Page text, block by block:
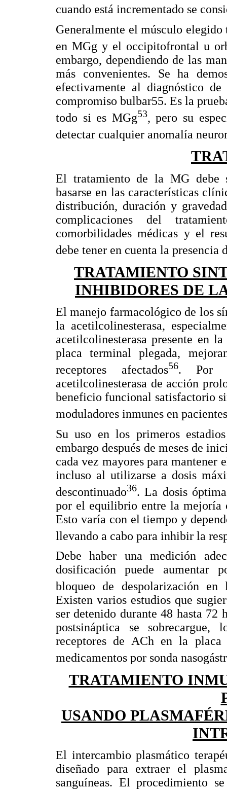
cuando está incrementado se
Generalmente el músculo
en MGg y el occipitofrontal u
embargo, dependiendo de las
más convenientes. Se ha
efectivamente al diagnóstico
compromiso bulbar55. Es la
todo si es MGg53, pero su
detectar cualquier anomalía
El tratamiento de la MG debe
basarse en las características
distribución, duración y
complicaciones del
comorbilidades médicas y el
debe tener en cuenta la presencia
TRATAMIENTO
INHIBIDORES DE
El manejo farmacológico de los
la acetilcolinesterasa,
acetilcolinesterasa presente en
placa terminal plegada,
receptores afectados56. Por
acetilcolinesterasa de acción
beneficio funcional satisfactorio
moduladores inmunes en
Su uso en los primeros
embargo después de meses de
cada vez mayores para
incluso al utilizarse a dosis
descontinuado36. La dosis
por el equilibrio entre la mejoría
Esto varía con el tiempo y
llevando a cabo para inhibir la
Debe haber una medición
dosificación puede aumentar
bloqueo de despolarización en
Existen varios estudios que
ser detenido durante 48 hasta
postsináptica se
receptores de ACh en la
medicamentos por sonda
TRATAMIENTO
USANDO
El intercambio plasmático
diseñado para extraer el
sanguíneas. El procedimiento